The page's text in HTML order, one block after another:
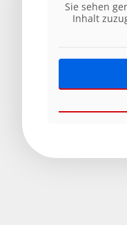
Sie sehen
Inhalt